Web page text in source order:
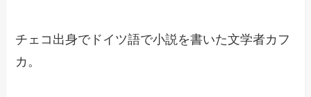
チェコ出身でドイツ語で小説を書いた文学者カフ
カ。